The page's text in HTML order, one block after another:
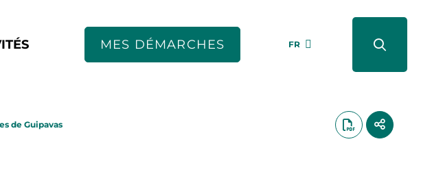
MES DÉMARCHES FR
de Guipavas